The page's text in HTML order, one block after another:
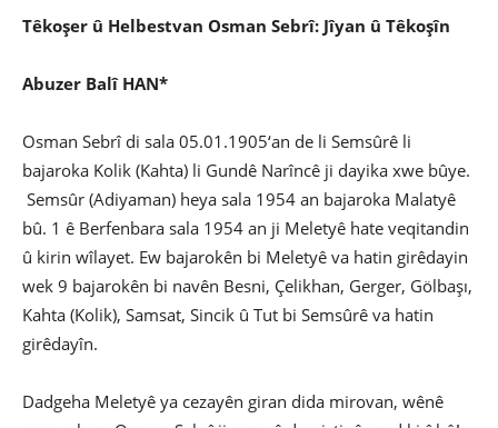
Têkoşer û Helbestvan Osman Sebrî: Jîyan û Têkoşîn
Abuzer Balî HAN*
Osman Sebrî di sala 05.01.1905‘an de li Semsûrê li
bajaroka Kolik (Kahta) li Gundê Narîncê ji dayika xwe bûye.
Semsûr (Adiyaman) heya sala 1954 an bajaroka Malatyê
bû. 1 ê Berfenbara sala 1954 an ji Meletyê hate veqitandin
û kirin wîlayet. Ew bajarokên bi Meletyê va hatin girêdayin
wek 9 bajarokên bi navên Besni, Çelikhan, Gerger, Gölbaşı,
Kahta (Kolik), Samsat, Sincik û Tut bi Semsûrê va hatin
girêdayîn.
Dadgeha Meletyê ya cezayên giran dida mirovan, wênê